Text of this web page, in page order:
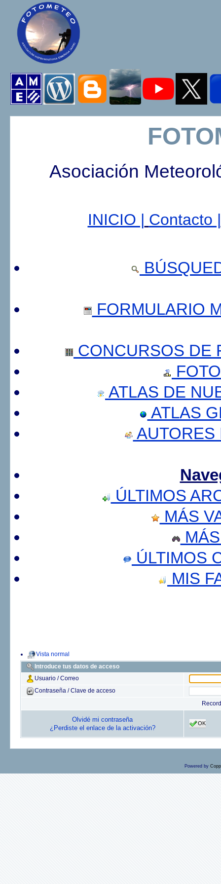
Asociación
INICIO | Contacto |
FORMULARIO
CONCURSOS DE
ATLAS DE
ATLAS
AUTORES
ÚLTIMOS
MÁS
ÚLTIMOS
MIS
Vista normal
Introduce tus datos de acceso
Usuario / Correo
Contraseña / Clave de acceso
Olvidé mi contraseña
¿Perdiste el enlace de la activación?
OK
Powered by